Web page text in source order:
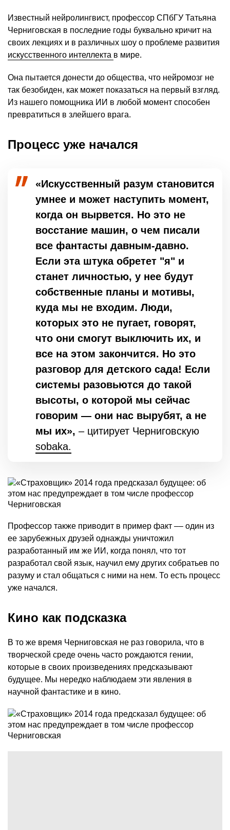
Известный нейролингвист, профессор СПбГУ Татьяна
Черниговская в последние годы буквально кричит на
своих лекциях и в различных шоу о проблеме развития
искусственного интеллекта в мире.
Она пытается донести до общества, что нейромозг не
так безобиден, как может показаться на первый взгляд.
Из нашего помощника ИИ в любой момент способен
превратиться в злейшего врага.
Процесс уже начался
«Искусственный разум становится
умнее и может наступить момент,
когда он вырвется. Но это не
восстание машин, о чем писали
все фантасты давным-давно.
Если эта штука обретет "я" и
станет личностью, у нее будут
собственные планы и мотивы,
куда мы не входим. Люди,
которых это не пугает, говорят,
что они смогут выключить их, и
все на этом закончится. Но это
разговор для детского сада! Если
системы разовьются до такой
высоты, о которой мы сейчас
говорим — они нас вырубят, а не
мы их», – цитирует Черниговскую
sobaka.
Профессор также приводит в пример факт –– один из
ее зарубежных друзей однажды уничтожил
разработанный им же ИИ, когда понял, что тот
разработал свой язык, научил ему других собратьев по
разуму и стал общаться с ними на нем. То есть процесс
уже начался.
Кино как подсказка
В то же время Черниговская не раз говорила, что в
творческой среде очень часто рождаются гении,
которые в своих произведениях предсказывают
будущее. Мы нередко наблюдаем эти явления в
научной фантастике и в кино.